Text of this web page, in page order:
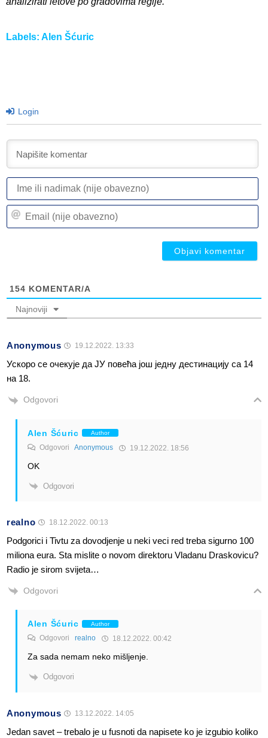
Labels: Alen Šćuric
Login
154 KOMENTAR/A
Najnoviji
Anonymous 19.12.2022. 13:33
Ускоро се очекује да ЈУ повећа још једну дестинацију са 14
на 18.
Odgovori
Alen Šćuric Author
Odgovori Anonymous 19.12.2022. 18:56
OK
Odgovori
realno 18.12.2022. 00:13
Podgorici i Tivtu za dovodjenje u neki veci red treba sigurno 100
miliona eura. Sta mislite o novom direktoru Vladanu Draskovicu?
Radio je sirom svijeta…
Odgovori
Alen Šćuric Author
Odgovori realno 18.12.2022. 00:42
Za sada nemam neko mišljenje.
Odgovori
Anonymous 13.12.2022. 14:05
Jedan savet – trebalo je u fusnoti da napisete ko je izgubio koliko